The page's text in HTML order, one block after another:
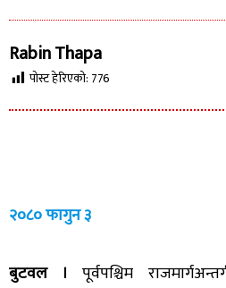
Rabin Thapa
पोस्ट हेरिएको: 776
२०८० फागुन ३
बुटवल ।पूर्वपश्चिम